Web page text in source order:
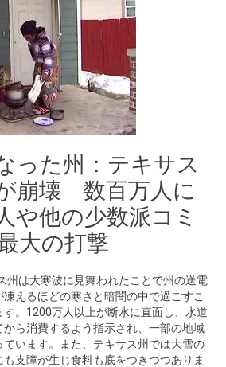
った州：テキサス
崩壊 数百万人に
他の少数派コミ
大の打撃
州は大寒波に見舞われたことで州の送電
えるほどの寒さと暗闇の中で過ごすこ
す。1200万人以上が断水に直面し、水道
ら消費するよう指示され、一部の地域
います。また、テキサス州では大雪の
支障が生じ食料も底をつきつつありま